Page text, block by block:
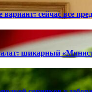
сейчас все
шикарный